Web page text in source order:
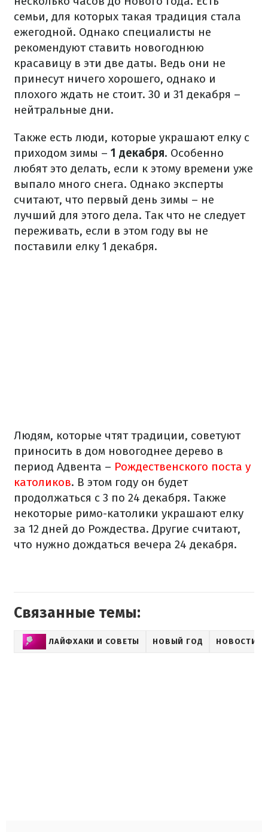
семьи, для которых такая традиция стала
ежегодной. Однако специалисты не
рекомендуют ставить новогоднюю
красавицу в эти две даты. Ведь они не
принесут ничего хорошего, однако и
плохого ждать не стоит. 30 и 31 декабря –
нейтральные дни.
Также есть люди, которые украшают елку с
приходом зимы – 1 декабря. Особенно
любят это делать, если к этому времени уже
выпало много снега. Однако эксперты
считают, что первый день зимы – не
лучший для этого дела. Так что не следует
переживать, если в этом году вы не
поставили елку 1 декабря.
Людям, которые чтят традиции, советуют
приносить в дом новогоднее дерево в
период Адвента – Рождественского поста у
католиков. В этом году он будет
продолжаться с 3 по 24 декабря. Также
некоторые римо-католики украшают елку
за 12 дней до Рождества. Другие считают,
что нужно дождаться вечера 24 декабря.
Связанные темы:
ЛАЙФХАКИ И СОВЕТЫ НОВЫЙ ГОД НОВОСТИ